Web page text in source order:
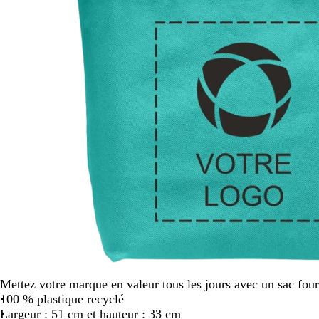
défiler
Mettez votre marque en valeur tous les jours avec un sac
100 % plastique recyclé
Largeur : 51 cm et hauteur : 33 cm